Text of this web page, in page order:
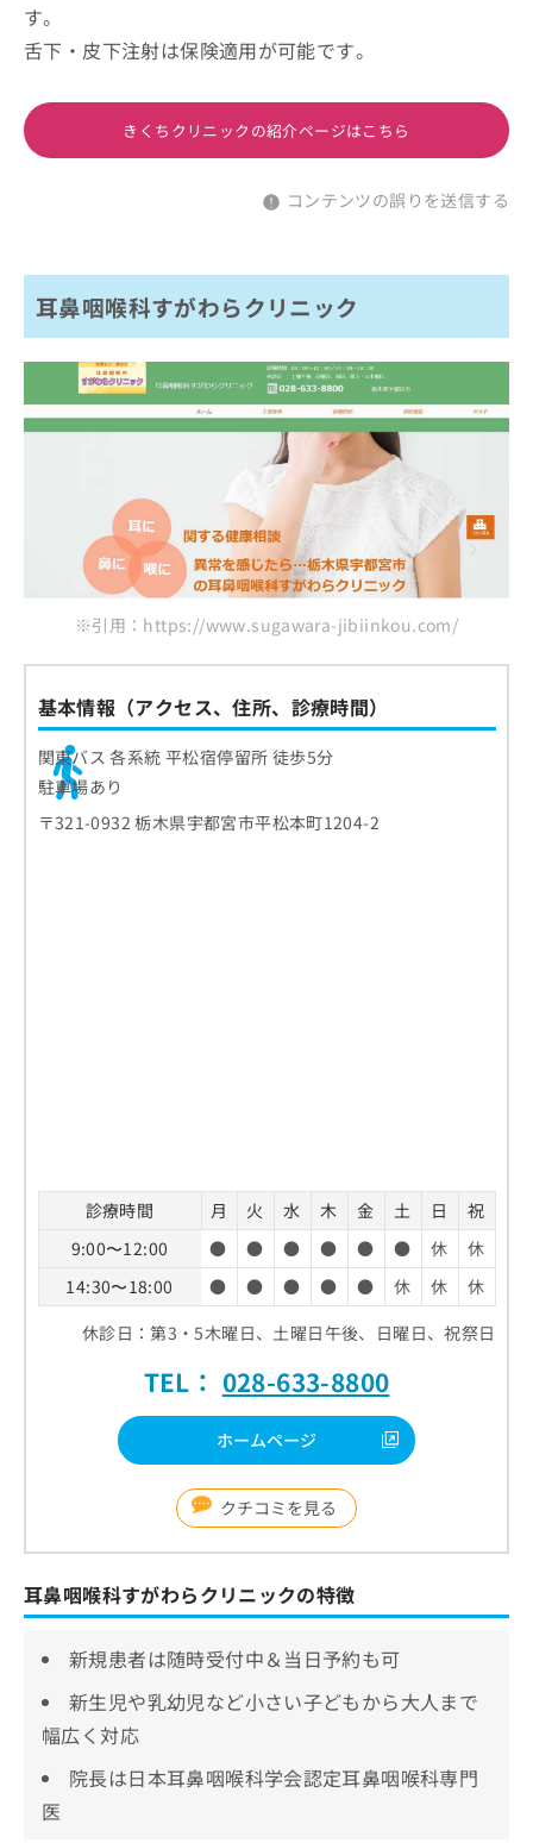
す。
舌下・皮下注射は保険適用が可能です。
きくちクリニックの紹介ページはこちら
コンテンツの誤りを送信する
耳鼻咽喉科すがわらクリニック
※引用：https://www.sugawara-jibiinkou.com/
基本情報（アクセス、住所、診療時間）
関東バス 各系統 平松宿停留所 徒歩5分
駐車場あり
〒321-0932 栃木県宇都宮市平松本町1204-2
診療時間 月 火 水 木 金 土 日
祝
9:00〜12:00
● ● ● ● ● ● 休
休
14:30〜18:00
● ● ● ● ● 休 休
休
休診日：第3・5木曜日、土曜日午後、日曜日、祝祭日
TEL： 028-633-8800
ホームページ
クチコミを見る
耳鼻咽喉科すがわらクリニックの特徴
新規患者は随時受付中＆当日予約も可
新生児や乳幼児など小さい子どもから大人まで
幅広く対応
院長は日本耳鼻咽喉科学会認定耳鼻咽喉科専門
医